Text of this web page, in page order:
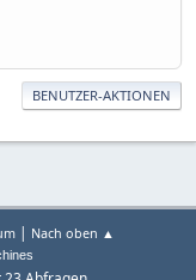
BENUTZER-AKTIONEN
| Nach oben ▲